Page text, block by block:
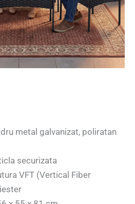
metal galvanizat, poliratan
securizata
VFT (Vertical Fiber